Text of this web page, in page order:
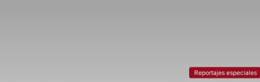
Reportajes especiales